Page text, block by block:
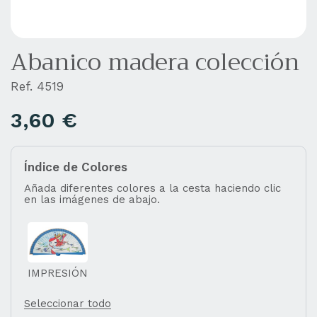
Abanico madera colección
Índice de Colores
Añada diferentes colores a la cesta haciendo clic
en las imágenes de abajo.
IMPRESIÓN
Seleccionar todo
Ref. 4519
3,60 €